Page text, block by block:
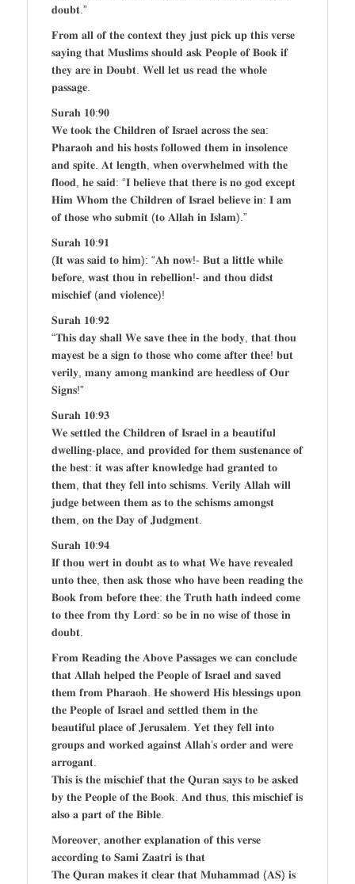
𝐝𝐨𝐮𝐛𝐭.”
𝐅𝐫𝐨𝐦 𝐚𝐥𝐥 𝐨𝐟 𝐭𝐡𝐞 𝐜𝐨𝐧𝐭𝐞𝐱𝐭 𝐭𝐡𝐞𝐲 𝐣𝐮𝐬𝐭 𝐩𝐢𝐜𝐤 𝐮𝐩 𝐭𝐡𝐢𝐬 𝐯𝐞𝐫𝐬𝐞
𝐬𝐚𝐲𝐢𝐧𝐠 𝐭𝐡𝐚𝐭 𝐌𝐮𝐬𝐥𝐢𝐦𝐬 𝐬𝐡𝐨𝐮𝐥𝐝 𝐚𝐬𝐤 𝐏𝐞𝐨𝐩𝐥𝐞 𝐨𝐟 𝐁𝐨𝐨𝐤 𝐢𝐟
𝐭𝐡𝐞𝐲 𝐚𝐫𝐞 𝐢𝐧 𝐃𝐨𝐮𝐛𝐭. 𝐖𝐞𝐥𝐥 𝐥𝐞𝐭 𝐮𝐬 𝐫𝐞𝐚𝐝 𝐭𝐡𝐞 𝐰𝐡𝐨𝐥𝐞
𝐩𝐚𝐬𝐬𝐚𝐠𝐞.
𝐒𝐮𝐫𝐚𝐡 𝟏𝟎:𝟗𝟎
𝐖𝐞 𝐭𝐨𝐨𝐤 𝐭𝐡𝐞 𝐂𝐡𝐢𝐥𝐝𝐫𝐞𝐧 𝐨𝐟 𝐈𝐬𝐫𝐚𝐞𝐥 𝐚𝐜𝐫𝐨𝐬𝐬 𝐭𝐡𝐞 𝐬𝐞𝐚:
𝐏𝐡𝐚𝐫𝐚𝐨𝐡 𝐚𝐧𝐝 𝐡𝐢𝐬 𝐡𝐨𝐬𝐭𝐬 𝐟𝐨𝐥𝐥𝐨𝐰𝐞𝐝 𝐭𝐡𝐞𝐦 𝐢𝐧 𝐢𝐧𝐬𝐨𝐥𝐞𝐧𝐜𝐞
𝐚𝐧𝐝 𝐬𝐩𝐢𝐭𝐞. 𝐀𝐭 𝐥𝐞𝐧𝐠𝐭𝐡, 𝐰𝐡𝐞𝐧 𝐨𝐯𝐞𝐫𝐰𝐡𝐞𝐥𝐦𝐞𝐝 𝐰𝐢𝐭𝐡 𝐭𝐡𝐞
𝐟𝐥𝐨𝐨𝐝, 𝐡𝐞 𝐬𝐚𝐢𝐝: “𝐈 𝐛𝐞𝐥𝐢𝐞𝐯𝐞 𝐭𝐡𝐚𝐭 𝐭𝐡𝐞𝐫𝐞 𝐢𝐬 𝐧𝐨 𝐠𝐨𝐝 𝐞𝐱𝐜𝐞𝐩𝐭
𝐇𝐢𝐦 𝐖𝐡𝐨𝐦 𝐭𝐡𝐞 𝐂𝐡𝐢𝐥𝐝𝐫𝐞𝐧 𝐨𝐟 𝐈𝐬𝐫𝐚𝐞𝐥 𝐛𝐞𝐥𝐢𝐞𝐯𝐞 𝐢𝐧: 𝐈 𝐚𝐦
𝐨𝐟 𝐭𝐡𝐨𝐬𝐞 𝐰𝐡𝐨 𝐬𝐮𝐛𝐦𝐢𝐭 (𝐭𝐨 𝐀𝐥𝐥𝐚𝐡 𝐢𝐧 𝐈𝐬𝐥𝐚𝐦).”
𝐒𝐮𝐫𝐚𝐡 𝟏𝟎:𝟗𝟏
(𝐈𝐭 𝐰𝐚𝐬 𝐬𝐚𝐢𝐝 𝐭𝐨 𝐡𝐢𝐦): “𝐀𝐡 𝐧𝐨𝐰!- 𝐁𝐮𝐭 𝐚 𝐥𝐢𝐭𝐭𝐥𝐞 𝐰𝐡𝐢𝐥𝐞
𝐛𝐞𝐟𝐨𝐫𝐞, 𝐰𝐚𝐬𝐭 𝐭𝐡𝐨𝐮 𝐢𝐧 𝐫𝐞𝐛𝐞𝐥𝐥𝐢𝐨𝐧!- 𝐚𝐧𝐝 𝐭𝐡𝐨𝐮 𝐝𝐢𝐝𝐬𝐭
𝐦𝐢𝐬𝐜𝐡𝐢𝐞𝐟 (𝐚𝐧𝐝 𝐯𝐢𝐨𝐥𝐞𝐧𝐜𝐞)!
𝐒𝐮𝐫𝐚𝐡 𝟏𝟎:𝟗𝟐
“𝐓𝐡𝐢𝐬 𝐝𝐚𝐲 𝐬𝐡𝐚𝐥𝐥 𝐖𝐞 𝐬𝐚𝐯𝐞 𝐭𝐡𝐞𝐞 𝐢𝐧 𝐭𝐡𝐞 𝐛𝐨𝐝𝐲, 𝐭𝐡𝐚𝐭 𝐭𝐡𝐨𝐮
𝐦𝐚𝐲𝐞𝐬𝐭 𝐛𝐞 𝐚 𝐬𝐢𝐠𝐧 𝐭𝐨 𝐭𝐡𝐨𝐬𝐞 𝐰𝐡𝐨 𝐜𝐨𝐦𝐞 𝐚𝐟𝐭𝐞𝐫 𝐭𝐡𝐞𝐞! 𝐛𝐮𝐭
𝐯𝐞𝐫𝐢𝐥𝐲, 𝐦𝐚𝐧𝐲 𝐚𝐦𝐨𝐧𝐠 𝐦𝐚𝐧𝐤𝐢𝐧𝐝 𝐚𝐫𝐞 𝐡𝐞𝐞𝐝𝐥𝐞𝐬𝐬 𝐨𝐟 𝐎𝐮𝐫
𝐒𝐢𝐠𝐧𝐬!”
𝐒𝐮𝐫𝐚𝐡 𝟏𝟎:𝟗𝟑
𝐖𝐞 𝐬𝐞𝐭𝐭𝐥𝐞𝐝 𝐭𝐡𝐞 𝐂𝐡𝐢𝐥𝐝𝐫𝐞𝐧 𝐨𝐟 𝐈𝐬𝐫𝐚𝐞𝐥 𝐢𝐧 𝐚 𝐛𝐞𝐚𝐮𝐭𝐢𝐟𝐮𝐥
𝐝𝐰𝐞𝐥𝐥𝐢𝐧𝐠-𝐩𝐥𝐚𝐜𝐞, 𝐚𝐧𝐝 𝐩𝐫𝐨𝐯𝐢𝐝𝐞𝐝 𝐟𝐨𝐫 𝐭𝐡𝐞𝐦 𝐬𝐮𝐬𝐭𝐞𝐧𝐚𝐧𝐜𝐞 𝐨𝐟
𝐭𝐡𝐞 𝐛𝐞𝐬𝐭: 𝐢𝐭 𝐰𝐚𝐬 𝐚𝐟𝐭𝐞𝐫 𝐤𝐧𝐨𝐰𝐥𝐞𝐝𝐠𝐞 𝐡𝐚𝐝 𝐠𝐫𝐚𝐧𝐭𝐞𝐝 𝐭𝐨
𝐭𝐡𝐞𝐦, 𝐭𝐡𝐚𝐭 𝐭𝐡𝐞𝐲 𝐟𝐞𝐥𝐥 𝐢𝐧𝐭𝐨 𝐬𝐜𝐡𝐢𝐬𝐦𝐬. 𝐕𝐞𝐫𝐢𝐥𝐲 𝐀𝐥𝐥𝐚𝐡 𝐰𝐢𝐥𝐥
𝐣𝐮𝐝𝐠𝐞 𝐛𝐞𝐭𝐰𝐞𝐞𝐧 𝐭𝐡𝐞𝐦 𝐚𝐬 𝐭𝐨 𝐭𝐡𝐞 𝐬𝐜𝐡𝐢𝐬𝐦𝐬 𝐚𝐦𝐨𝐧𝐠𝐬𝐭
𝐭𝐡𝐞𝐦, 𝐨𝐧 𝐭𝐡𝐞 𝐃𝐚𝐲 𝐨𝐟 𝐉𝐮𝐝𝐠𝐦𝐞𝐧𝐭.
𝐒𝐮𝐫𝐚𝐡 𝟏𝟎:𝟗𝟒
𝐈𝐟 𝐭𝐡𝐨𝐮 𝐰𝐞𝐫𝐭 𝐢𝐧 𝐝𝐨𝐮𝐛𝐭 𝐚𝐬 𝐭𝐨 𝐰𝐡𝐚𝐭 𝐖𝐞 𝐡𝐚𝐯𝐞 𝐫𝐞𝐯𝐞𝐚𝐥𝐞𝐝
𝐮𝐧𝐭𝐨 𝐭𝐡𝐞𝐞, 𝐭𝐡𝐞𝐧 𝐚𝐬𝐤 𝐭𝐡𝐨𝐬𝐞 𝐰𝐡𝐨 𝐡𝐚𝐯𝐞 𝐛𝐞𝐞𝐧 𝐫𝐞𝐚𝐝𝐢𝐧𝐠 𝐭𝐡𝐞
𝐁𝐨𝐨𝐤 𝐟𝐫𝐨𝐦 𝐛𝐞𝐟𝐨𝐫𝐞 𝐭𝐡𝐞𝐞: 𝐭𝐡𝐞 𝐓𝐫𝐮𝐭𝐡 𝐡𝐚𝐭𝐡 𝐢𝐧𝐝𝐞𝐞𝐝 𝐜𝐨𝐦𝐞
𝐭𝐨 𝐭𝐡𝐞𝐞 𝐟𝐫𝐨𝐦 𝐭𝐡𝐲 𝐋𝐨𝐫𝐝: 𝐬𝐨 𝐛𝐞 𝐢𝐧 𝐧𝐨 𝐰𝐢𝐬𝐞 𝐨𝐟 𝐭𝐡𝐨𝐬𝐞 𝐢𝐧
𝐝𝐨𝐮𝐛𝐭.
𝐅𝐫𝐨𝐦 𝐑𝐞𝐚𝐝𝐢𝐧𝐠 𝐭𝐡𝐞 𝐀𝐛𝐨𝐯𝐞 𝐏𝐚𝐬𝐬𝐚𝐠𝐞𝐬 𝐰𝐞 𝐜𝐚𝐧 𝐜𝐨𝐧𝐜𝐥𝐮𝐝𝐞
𝐭𝐡𝐚𝐭 𝐀𝐥𝐥𝐚𝐡 𝐡𝐞𝐥𝐩𝐞𝐝 𝐭𝐡𝐞 𝐏𝐞𝐨𝐩𝐥𝐞 𝐨𝐟 𝐈𝐬𝐫𝐚𝐞𝐥 𝐚𝐧𝐝 𝐬𝐚𝐯𝐞𝐝
𝐭𝐡𝐞𝐦 𝐟𝐫𝐨𝐦 𝐏𝐡𝐚𝐫𝐚𝐨𝐡. 𝐇𝐞 𝐬𝐡𝐨𝐰𝐞𝐫𝐝 𝐇𝐢𝐬 𝐛𝐥𝐞𝐬𝐬𝐢𝐧𝐠𝐬 𝐮𝐩𝐨𝐧
𝐭𝐡𝐞 𝐏𝐞𝐨𝐩𝐥𝐞 𝐨𝐟 𝐈𝐬𝐫𝐚𝐞𝐥 𝐚𝐧𝐝 𝐬𝐞𝐭𝐭𝐥𝐞𝐝 𝐭𝐡𝐞𝐦 𝐢𝐧 𝐭𝐡𝐞
𝐛𝐞𝐚𝐮𝐭𝐢𝐟𝐮𝐥 𝐩𝐥𝐚𝐜𝐞 𝐨𝐟 𝐉𝐞𝐫𝐮𝐬𝐚𝐥𝐞𝐦. 𝐘𝐞𝐭 𝐭𝐡𝐞𝐲 𝐟𝐞𝐥𝐥 𝐢𝐧𝐭𝐨
𝐠𝐫𝐨𝐮𝐩𝐬 𝐚𝐧𝐝 𝐰𝐨𝐫𝐤𝐞𝐝 𝐚𝐠𝐚𝐢𝐧𝐬𝐭 𝐀𝐥𝐥𝐚𝐡’𝐬 𝐨𝐫𝐝𝐞𝐫 𝐚𝐧𝐝 𝐰𝐞𝐫𝐞
𝐚𝐫𝐫𝐨𝐠𝐚𝐧𝐭.
𝐓𝐡𝐢𝐬 𝐢𝐬 𝐭𝐡𝐞 𝐦𝐢𝐬𝐜𝐡𝐢𝐞𝐟 𝐭𝐡𝐚𝐭 𝐭𝐡𝐞 𝐐𝐮𝐫𝐚𝐧 𝐬𝐚𝐲𝐬 𝐭𝐨 𝐛𝐞 𝐚𝐬𝐤𝐞𝐝
𝐛𝐲 𝐭𝐡𝐞 𝐏𝐞𝐨𝐩𝐥𝐞 𝐨𝐟 𝐭𝐡𝐞 𝐁𝐨𝐨𝐤. 𝐀𝐧𝐝 𝐭𝐡𝐮𝐬, 𝐭𝐡𝐢𝐬 𝐦𝐢𝐬𝐜𝐡𝐢𝐞𝐟 𝐢𝐬
𝐚𝐥𝐬𝐨 𝐚 𝐩𝐚𝐫𝐭 𝐨𝐟 𝐭𝐡𝐞 𝐁𝐢𝐛𝐥𝐞.
𝐌𝐨𝐫𝐞𝐨𝐯𝐞𝐫, 𝐚𝐧𝐨𝐭𝐡𝐞𝐫 𝐞𝐱𝐩𝐥𝐚𝐧𝐚𝐭𝐢𝐨𝐧 𝐨𝐟 𝐭𝐡𝐢𝐬 𝐯𝐞𝐫𝐬𝐞
𝐚𝐜𝐜𝐨𝐫𝐝𝐢𝐧𝐠 𝐭𝐨 𝐒𝐚𝐦𝐢 𝐙𝐚𝐚𝐭𝐫𝐢 𝐢𝐬 𝐭𝐡𝐚𝐭
𝐓𝐡𝐞 𝐐𝐮𝐫𝐚𝐧 𝐦𝐚𝐤𝐞𝐬 𝐢𝐭 𝐜𝐥𝐞𝐚𝐫 𝐭𝐡𝐚𝐭 𝐌𝐮𝐡𝐚𝐦𝐦𝐚𝐝 (𝐀𝐒) 𝐢𝐬